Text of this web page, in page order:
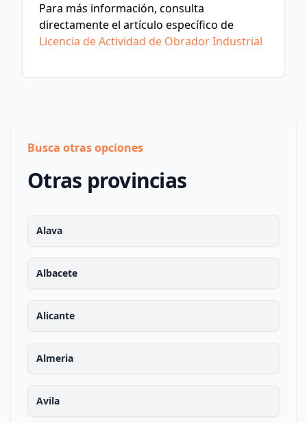
Para más información, consulta
directamente el artículo específico de
Licencia de Actividad de Obrador Industrial
Busca otras opciones
Otras provincias
Alava
Albacete
Alicante
Almeria
Avila